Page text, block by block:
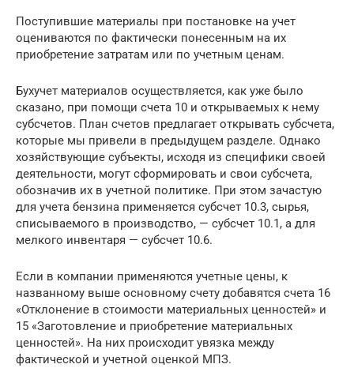
Поступившие материалы при постановке на учет
оцениваются по фактически понесенным на их
приобретение затратам или по учетным ценам.
Бухучет материалов осуществляется, как уже было
сказано, при помощи счета 10 и открываемых к нему
субсчетов. План счетов предлагает открывать субсчета,
которые мы привели в предыдущем разделе. Однако
хозяйствующие субъекты, исходя из специфики своей
деятельности, могут сформировать и свои субсчета,
обозначив их в учетной политике. При этом зачастую
для учета бензина применяется субсчет 10.3, сырья,
списываемого в производство, — субсчет 10.1, а для
мелкого инвентаря — субсчет 10.6.
Если в компании применяются учетные цены, к
названному выше основному счету добавятся счета 16
«Отклонение в стоимости материальных ценностей» и
15 «Заготовление и приобретение материальных
ценностей». На них происходит увязка между
фактической и учетной оценкой МПЗ.